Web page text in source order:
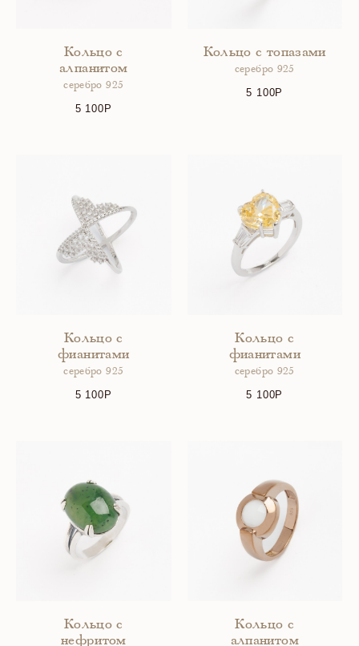
Кольцо с
алпанитом
серебро 925
5 100
Кольцо с топазами
серебро 925
5 100
Кольцо с
фианитами
серебро 925
5 100
Кольцо с
фианитами
серебро 925
5 100
Кольцо с
нефритом
Кольцо с
алпанитом